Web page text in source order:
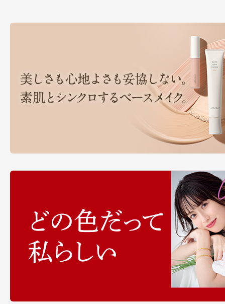
プリマモイスト
スキンクリア
クレンズオイル
ボディケア